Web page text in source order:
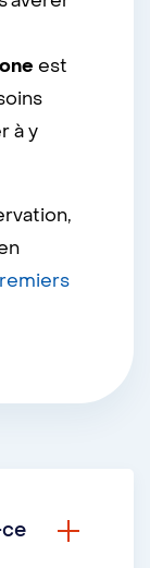
est
à y